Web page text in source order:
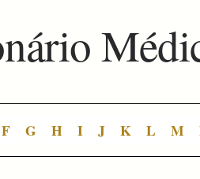
F G H I J K L M